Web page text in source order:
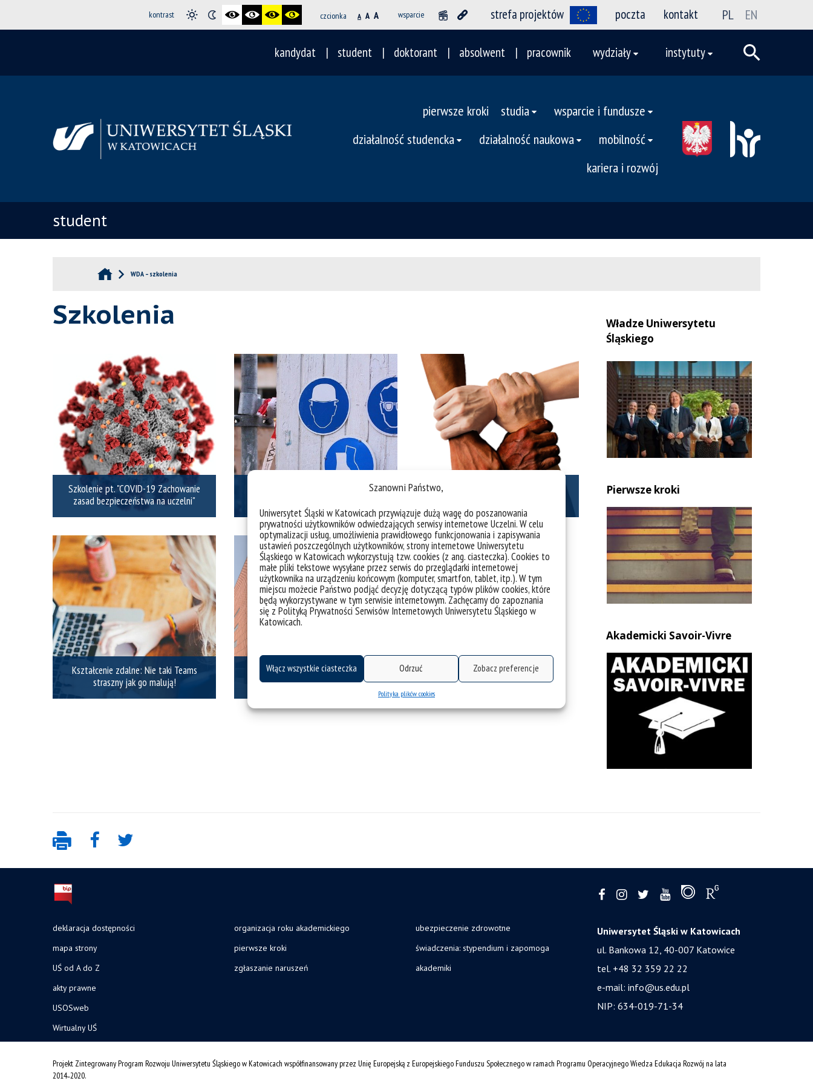
Szanowni Państwo,
Uniwersytet Śląski w Katowicach przywiązuje dużą wagę do poszanowania
prywatności użytkowników odwiedzających serwisy internetowe Uczelni. W celu
optymalizacji usług, umożliwienia prawidłowego funkcjonowania i zapisywania
ustawień poszczególnych użytkowników, strony internetowe Uniwersytetu
Śląskiego w Katowicach wykorzystują tzw. cookies (z ang. ciasteczka). Cookies to
małe pliki tekstowe wysyłane przez serwis do przeglądarki internetowej
użytkownika na urządzeniu końcowym (komputer, smartfon, tablet, itp.). W tym
miejscu możecie Państwo podjąć decyzję dotyczącą typów plików cookies, które
będą wykorzystywane w tym serwisie internetowym. Zachęcamy do zapoznania
się z Polityką Prywatności Serwisów Internetowych Uniwersytetu Śląskiego w
Katowicach.
Włącz wszystkie ciasteczka Odrzuć Zobacz preferencje
Polityka plików cookies
kontrast czcionka A A A wsparcie strefa projektów poczta kontakt PL EN
kandydat student doktorant absolwent pracownik wydziały instytuty
pierwsze kroki studia
wsparcie i fundusze
działalność studencka
działalność naukowa
mobilność
kariera i rozwój
student
WDA – szkolenia
Szkolenia
Szkolenie pt. "COVID-19 Zachowanie
zasad bezpieczeństwa na uczelni"
Missions imPOSSIBLE, czyli trudne
Kształcenie zdalne: Nie taki Teams
straszny jak go malują!
CINIBA
Władze Uniwersytetu
Śląskiego
Pierwsze kroki
Akademicki Savoir-Vivre
deklaracja dostępności
mapa strony
UŚ od A do Z
akty prawne
USOSweb
Wirtualny UŚ
organizacja roku akademickiego
pierwsze kroki
zgłaszanie naruszeń
ubezpieczenie zdrowotne
świadczenia: stypendium i zapomoga
akademiki
Uniwersytet Śląski w Katowicach
ul. Bankowa 12, 40-007 Katowice
tel. +48 32 359 22 22
e-mail: info@us.edu.pl
NIP: 634-019-71-34
Projekt Zintegrowany Program Rozwoju Uniwersytetu Śląskiego w Katowicach współfinansowany przez Unię Europejską z Europejskiego Funduszu Społecznego w ramach Programu Operacyjnego Wiedza Edukacja Rozwój na lata
2014˗2020.